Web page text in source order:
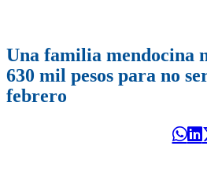
Una familia mendocina
630 mil pesos para no
febrero